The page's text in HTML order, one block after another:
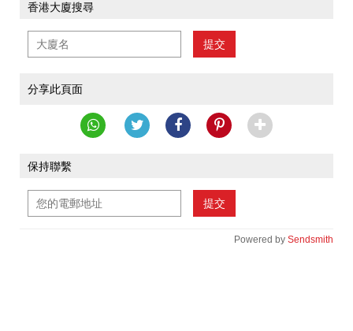
香港大廈搜尋
提交
分享此頁面
保持聯繫
提交
Powered by Sendsmith